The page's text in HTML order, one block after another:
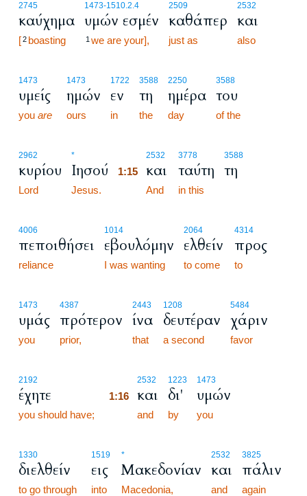
2745
καύχημα
[2 boasting
1473-1510.2.4
υμών εσμέν
1 we are your],
2509
καθάπερ
just as
2532
και
also
1473
υμείς
you are
1473
ημών
ours
1722
εν
in
3588
τη
the
2250
ημέρα
day
3588
του
of the
2962
κυρίου
Lord
*
Ιησού
Jesus.
2532
1:15 και
And
3778
ταύτη
in this
3588
τη
4006
πεποιθήσει
reliance
1014
εβουλόμην
I was wanting
2064
ελθείν
to come
4314
προς
to
1473
υμάς
you
4387
πρότερον
prior,
2443
ίνα
that
1208
δευτέραν
a second
5484
χάριν
favor
2192
έχητε
you should have;
2532
1:16 και
and
1223
δι'
by
1473
υμών
you
1330
διελθείν
to go through
1519
εις
into
*
Μακεδονίαν
Macedonia,
2532
και
and
3825
πάλιν
again